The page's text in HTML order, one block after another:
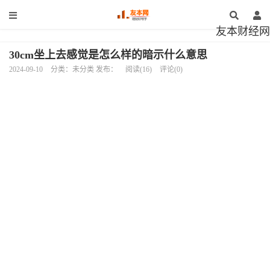
友本财经网
30cm坐上去感觉是怎么样的暗示什么意思
2024-09-10 分类：未分类 发布： 阅读(16) 评论(0)